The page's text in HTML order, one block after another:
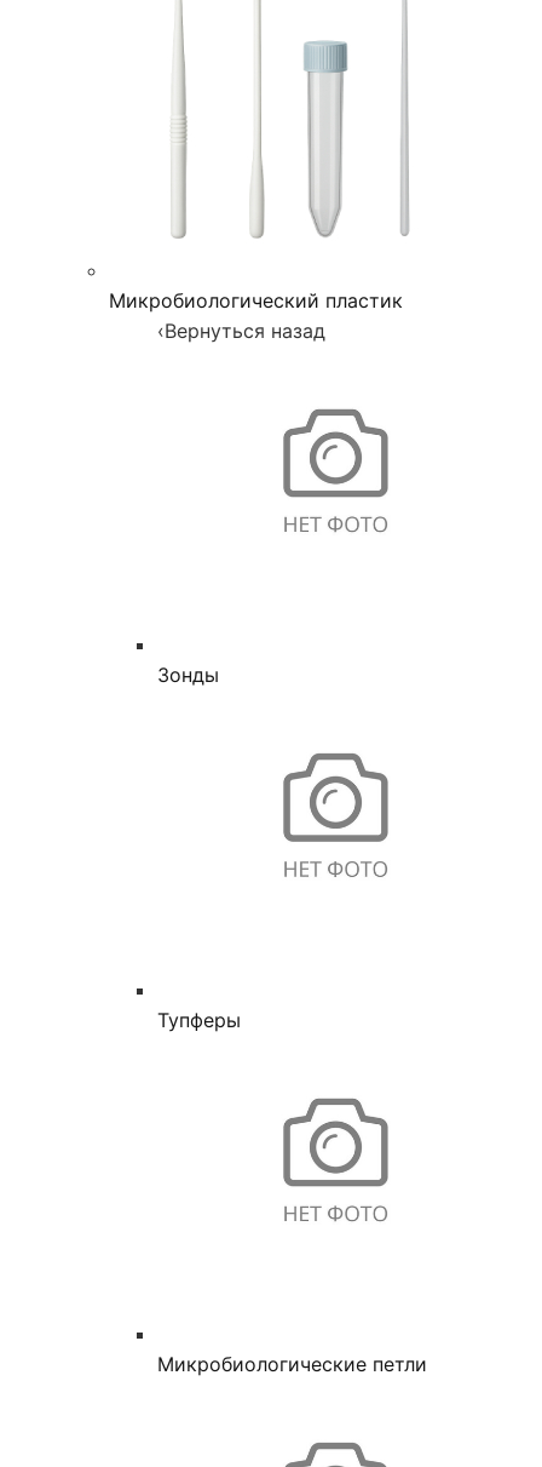
Микробиологический пластик
‹Вернуться назад
Зонды
Тупферы
Микробиологические петли